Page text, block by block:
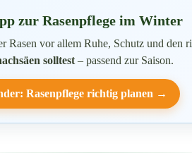
zur Rasenpflege im Winter
Rasen vor allem Ruhe, Schutz und den
solltest – passend zur Saison.
Rasenpflege richtig planen →